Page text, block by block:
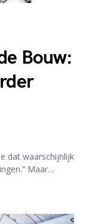
Bouw:
dat waarschijnlijk
Maar…